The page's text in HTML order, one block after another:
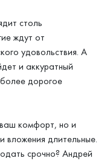
столь
ждут от
удовольствия. А
и аккуратный
дорогое
комфорт, но и
вложения длительные.
срочно? Андрей